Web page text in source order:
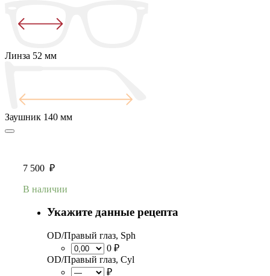
Линза 52 мм
Заушник 140 мм
7 500 ₽
В наличии
Укажите данные рецепта
OD/Правый глаз, Sph
0 ₽
OD/Правый глаз, Cyl
₽